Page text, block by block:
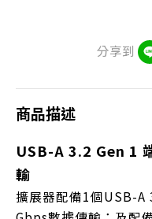
分享到
商品描述
USB-A 3.2 Gen 1
輸
擴展器配備1個USB-A